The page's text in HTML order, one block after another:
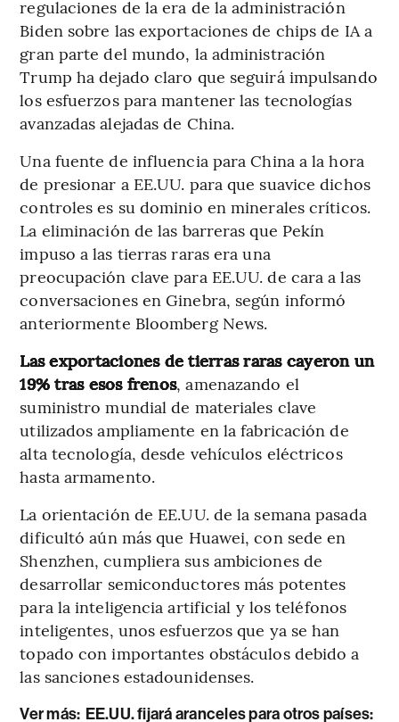
regulaciones de la era de la administración
Biden sobre las exportaciones de chips de IA a
gran parte del mundo, la administración
Trump ha dejado claro que seguirá impulsando
los esfuerzos para mantener las tecnologías
avanzadas alejadas de China.
Una fuente de influencia para China a la hora
de presionar a EE.UU. para que suavice dichos
controles es su dominio en minerales críticos.
La eliminación de las barreras que Pekín
impuso a las tierras raras era una
preocupación clave para EE.UU. de cara a las
conversaciones en Ginebra, según informó
anteriormente Bloomberg News.
Las exportaciones de tierras raras cayeron un
19% tras esos frenos, amenazando el
suministro mundial de materiales clave
utilizados ampliamente en la fabricación de
alta tecnología, desde vehículos eléctricos
hasta armamento.
La orientación de EE.UU. de la semana pasada
dificultó aún más que Huawei, con sede en
Shenzhen, cumpliera sus ambiciones de
desarrollar semiconductores más potentes
para la inteligencia artificial y los teléfonos
inteligentes, unos esfuerzos que ya se han
topado con importantes obstáculos debido a
las sanciones estadounidenses.
Ver más: EE.UU. fijará aranceles para otros países: